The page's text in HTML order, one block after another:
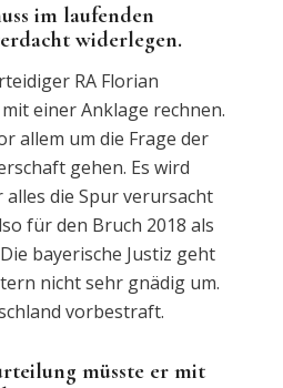
im laufenden
widerlegen.
RA Florian
einer Anklage rechnen.
allem um die Frage der
gehen. Es wird
die Spur verursacht
für den Bruch 2018 als
bayerische Justiz geht
nicht sehr gnädig um.
vorbestraft.
müsste er mit